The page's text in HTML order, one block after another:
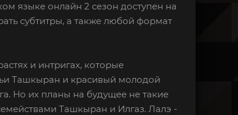
языке онлайн 2 сезон доступен на
субтитры, а также любой формат
и интригах, которые
Ташкыран и красивый молодой
Но их планы на будущее не такие
Ташкыран и Илгаз. Лалэ -